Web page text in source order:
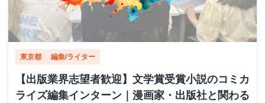
東京都 編集/ライター
【出版業界志望者歓迎】文学賞受賞小説のコミカ
ライズ編集インターン｜漫画家・出版社と関わる